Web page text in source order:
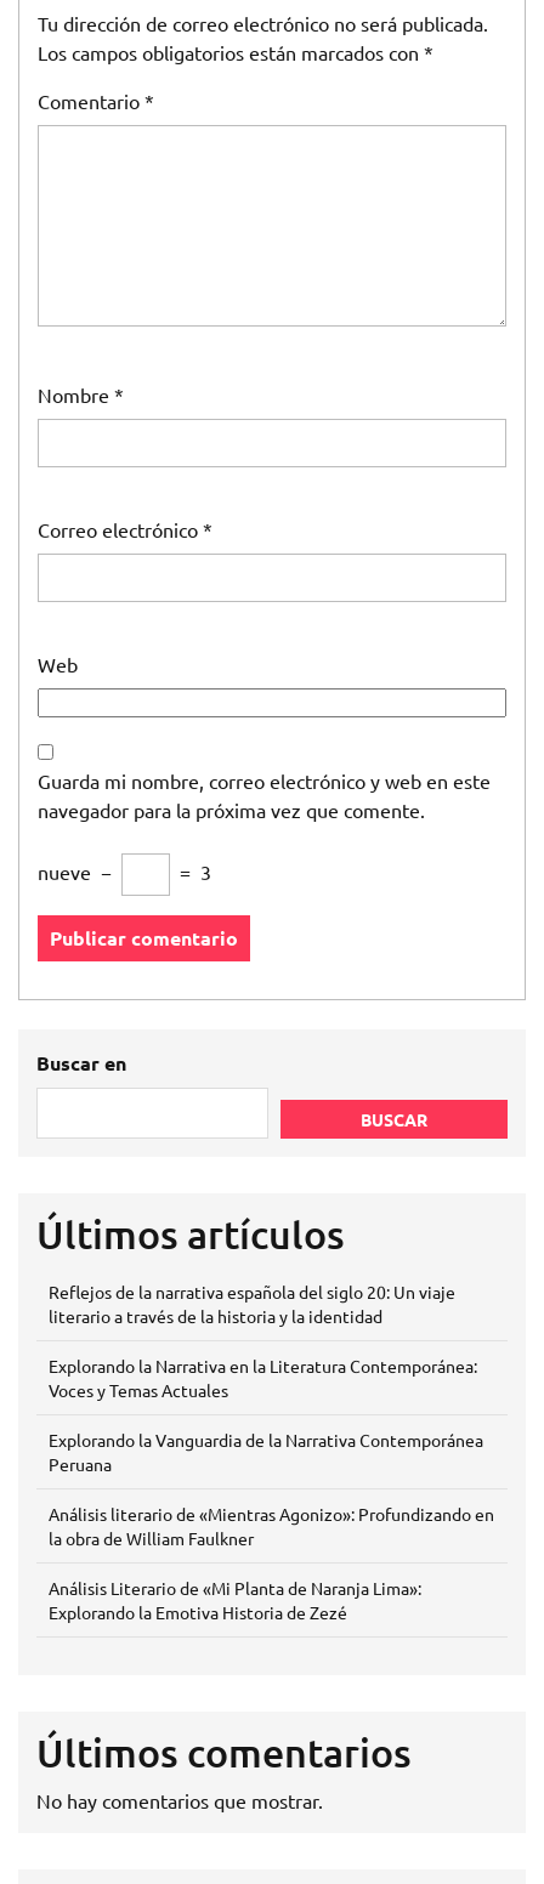
Tu dirección de correo electrónico no será publicada.
Los campos obligatorios están marcados con *
Comentario *
Nombre *
Correo electrónico *
Web
Guarda mi nombre, correo electrónico y web en este
navegador para la próxima vez que comente.
nueve − = 3
Buscar en
BUSCAR
Últimos artículos
Reflejos de la narrativa española del siglo 20: Un viaje
literario a través de la historia y la identidad
Explorando la Narrativa en la Literatura Contemporánea:
Voces y Temas Actuales
Explorando la Vanguardia de la Narrativa Contemporánea
Peruana
Análisis literario de «Mientras Agonizo»: Profundizando en
la obra de William Faulkner
Análisis Literario de «Mi Planta de Naranja Lima»:
Explorando la Emotiva Historia de Zezé
Últimos comentarios
No hay comentarios que mostrar.